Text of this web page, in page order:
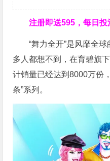
注册即送595，每日投
“舞力全开”是风靡全
多人都想不到，在育碧旗
计销量已经达到8000万份
条”系列。